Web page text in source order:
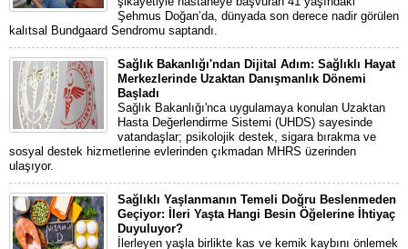
Şehmus Doğan’da, dünyada son derece nadir görülen
kalıtsal Bundgaard Sendromu saptandı.
Sağlık Bakanlığı'ndan Dijital Adım: Sağlıklı Hayat
Merkezlerinde Uzaktan Danışmanlık Dönemi
Başladı
Sağlık Bakanlığı'nca uygulamaya konulan Uzaktan
Hasta Değerlendirme Sistemi (UHDS) sayesinde
vatandaşlar; psikolojik destek, sigara bırakma ve
sosyal destek hizmetlerine evlerinden çıkmadan MHRS üzerinden
ulaşıyor.
Sağlıklı Yaşlanmanın Temeli Doğru Beslenmeden
Geçiyor: İleri Yaşta Hangi Besin Öğelerine İhtiyaç
Duyuluyor?
İlerleyen yaşla birlikte kas ve kemik kaybını önlemek